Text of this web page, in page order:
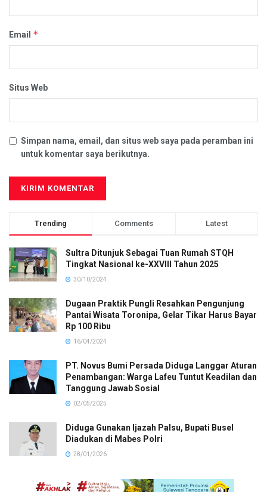
Email *
Situs Web
Simpan nama, email, dan situs web saya pada peramban ini
untuk komentar saya berikutnya.
Trending Comments Latest
Sultra Ditunjuk Sebagai Tuan Rumah STQH
Tingkat Nasional ke-XXVIII Tahun 2025
30/10/2024
Dugaan Praktik Pungli Resahkan Pengunjung
Pantai Wisata Toronipa, Gelar Tikar Harus Bayar
Rp 100 Ribu
16/04/2024
PT. Novus Bumi Persada Diduga Langgar Aturan
Penambangan: Warga Lafeu Tuntut Keadilan dan
Tanggung Jawab Sosial
02/05/2025
Diduga Gunakan Ijazah Palsu, Bupati Busel
Diadukan di Mabes Polri
28/01/2026